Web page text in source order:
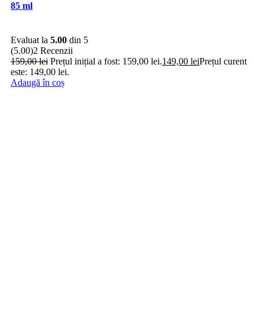
85 ml
Evaluat la 5.00 din 5
(5.00)2 Recenzii
159,00lei Prețul inițial a fost: 159,00 lei.149,00 leiPrețul curent
este: 149,00 lei.
Adaugă în coș